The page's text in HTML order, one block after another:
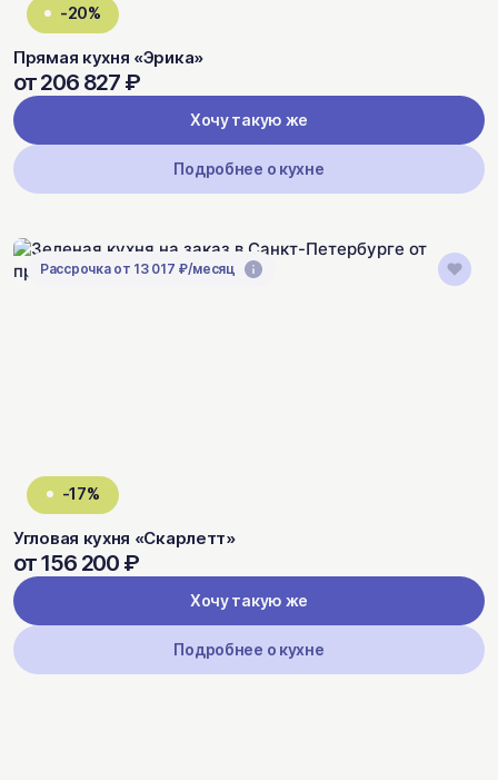
-20%
Прямая кухня «Эрика»
от 206 827 ₽
Хочу такую же
Подробнее о кухне
Рассрочка от 13 017 ₽/месяц
-17%
Угловая кухня «Скарлетт»
от 156 200 ₽
Хочу такую же
Подробнее о кухне